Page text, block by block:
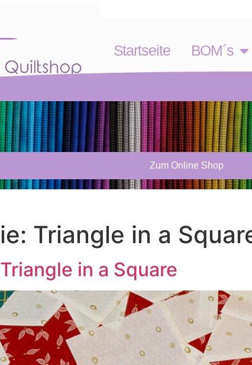
Startseite BOM´s
Zum Online Shop
Triangle in a
in a Square